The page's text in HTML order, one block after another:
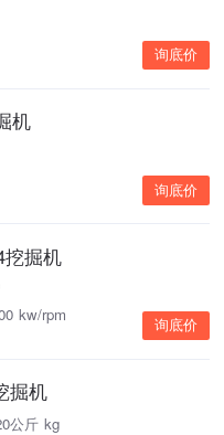
询底价
机
询底价
挖掘机
kw/rpm
询底价
掘机
公斤 kg